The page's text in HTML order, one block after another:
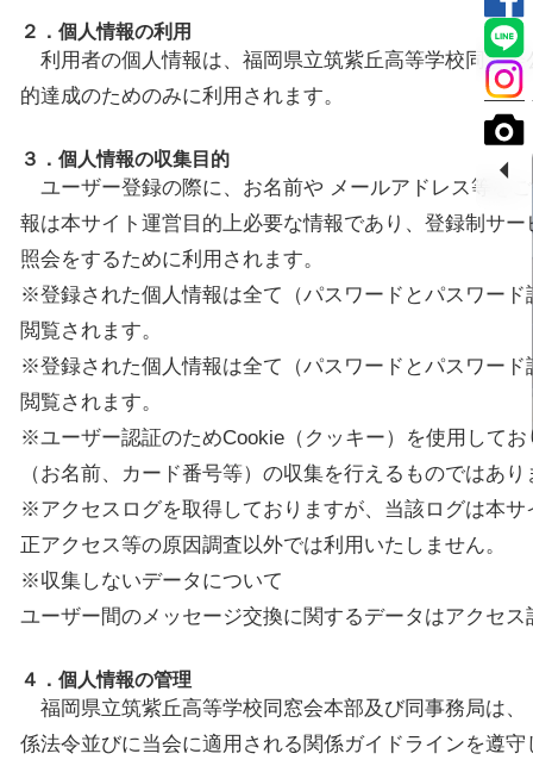
２．個人情報の利用
利用者の個人情報は、福岡県立筑紫丘高等学校同窓
的達成のためのみに利用されます。
３．個人情報の収集目的
ユーザー登録の際に、お名前や メールアドレス等を
報は本サイト運営目的上必要な情報であり、登録制サ
照会をするために利用されます。
※登録された個人情報は全て（パスワードとパスワー
閲覧されます。
※登録された個人情報は全て（パスワードとパスワー
閲覧されます。
※ユーザー認証のためCookie（クッキー）を使用して
（お名前、カード番号等）の収集を行えるものではあ
※アクセスログを取得しておりますが、当該ログは本
正アクセス等の原因調査以外では利用いたしません。
※収集しないデータについて
ユーザー間のメッセージ交換に関するデータはアクセ
４．個人情報の管理
福岡県立筑紫丘高等学校同窓会本部及び同事務局は
係法令並びに当会に適用される関係ガイドラインを遵
arrow_left